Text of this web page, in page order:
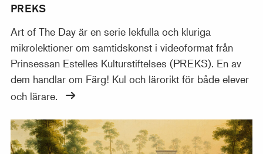
PREKS
Art of The Day är en serie lekfulla och kluriga
mikrolektioner om samtidskonst i videoformat från
Prinsessan Estelles Kulturstiftelses (PREKS). En av
dem handlar om Färg! Kul och lärorikt för både elever
och lärare.
Korta filmer för barn